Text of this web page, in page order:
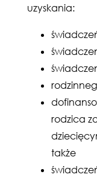
uzyskania:
rodzica
także